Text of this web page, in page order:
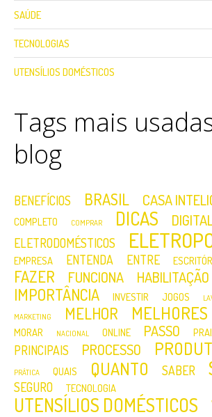
SAÚDE
TECNOLOGIAS
UTENSÍLIOS DOMÉSTICOS
Tags mais
blog
BENEFÍCIOS BRASIL CASA
COMPLETO COMPRAR DICAS
ELETRODOMÉSTICOS
EMPRESA ENTENDA ENTRE
FAZER FUNCIONA HABILITAÇÃO
IMPORTÂNCIA INVESTIR JOGOS
MARKETING
MELHOR MELHORES
MORAR NACIONAL ONLINE PASSO
PRINCIPAIS PROCESSO
PRÁTICA QUAIS QUANTO SABER
SEGURO TECNOLOGIA
UTENSÍLIOS DOMÉSTICOS